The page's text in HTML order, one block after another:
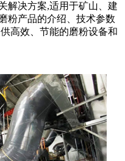
解决方案,适用于矿山、建
粉产品的介绍、技术参数
高效、节能的磨粉设备和